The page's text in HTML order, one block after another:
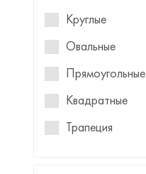
Bulget
Cacharel
Calvin Klein
Carolina Herrera
Carrera
Круглые
Овальные
Прямоугольные
Квадратные
Трапеция